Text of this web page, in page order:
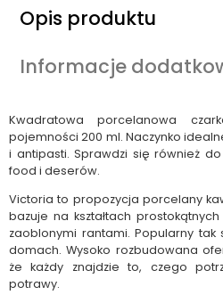
Opis produktu
Informacje
Kwadratowa porcelanowa
pojemności 200 ml. Naczynko
i antipasti. Sprawdzi się również
food i deserów.
Victoria to propozycja porcelany
bazuje na kształtach
zaoblonymi rantami. Popularny
domach. Wysoko rozbudowana
że każdy znajdzie to, czego
potrawy.